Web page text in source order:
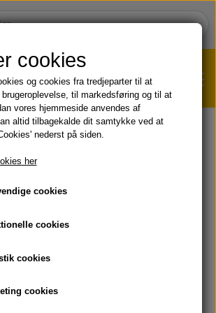
HJEM
Læbepomade
KOST & VELVÆRE
& SOL 😎
KLIK HER!
cookies
og cookies fra tredjeparter til at
til markedsføring og til at
vores hjemmeside anvendes af
altid tilbagekalde dit samtykke ved at
nederst på siden.
her
cookies
cookies
cookies
cookies